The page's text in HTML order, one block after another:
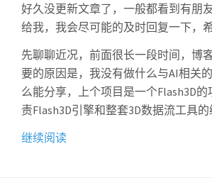
好久没更新文章了，一般都看到有朋
给我，我会尽可能的及时回复一下，
先聊聊近况，前面很长一段时间，博
要的原因是，我没有做什么与AI相关
么能分享，上个项目是一个Flash3D的
责Flash3D引擎和整套3D数据流工具
继续阅读